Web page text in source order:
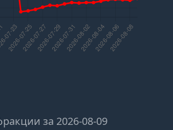
за 2026-08-09